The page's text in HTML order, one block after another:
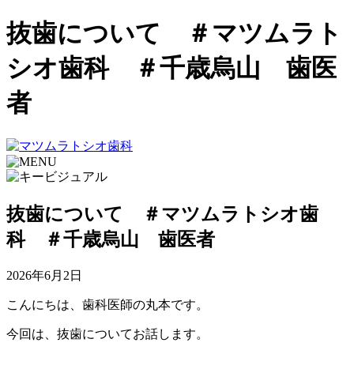
抜歯について ＃マツムラト
シオ歯科 ＃千歳烏山 歯医
者
抜歯について ＃マツムラトシオ歯
科 ＃千歳烏山 歯医者
2026年6月2日
こんにちは、歯科医師の丸本です。
今回は、抜歯についてお話します。